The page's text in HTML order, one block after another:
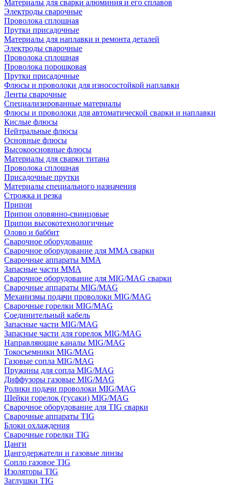
Материалы для сварки алюминия и его сплавов
Электроды сварочные
Проволока сплошная
Прутки присадочные
Материалы для наплавки и ремонта деталей
Электроды сварочные
Проволока сплошная
Проволока порошковая
Прутки присадочные
Флюсы и проволоки для износостойкой наплавки
Ленты сварочные
Специализированные материалы
Флюсы и проволоки для автоматической сварки и наплавки
Кислые флюсы
Нейтральные флюсы
Основные флюсы
Высокоосновные флюсы
Материалы для сварки титана
Проволока сплошная
Присадочные прутки
Материалы специального назначения
Строжка и резка
Припои
Припои оловянно-свинцовые
Припои высокотехнологичные
Олово и баббит
Сварочное оборудование
Сварочное оборудование для MMA сварки
Сварочные аппараты MMA
Запасные части MMA
Сварочное оборудование для MIG/MAG сварки
Сварочные аппараты MIG/MAG
Механизмы подачи проволоки MIG/MAG
Сварочные горелки MIG/MAG
Соединительный кабель
Запасные части MIG/MAG
Запасные части для горелок MIG/MAG
Направляющие каналы MIG/MAG
Токосъемники MIG/MAG
Газовые сопла MIG/MAG
Пружины для сопла MIG/MAG
Диффузоры газовые MIG/MAG
Ролики подачи проволоки MIG/MAG
Шейки горелок (гусаки) MIG/MAG
Сварочное оборудование для TIG сварки
Сварочные аппараты TIG
Блоки охлаждения
Сварочные горелки TIG
Цанги
Цангодержатели и газовые линзы
Сопло газовое TIG
Изоляторы TIG
Заглушки TIG